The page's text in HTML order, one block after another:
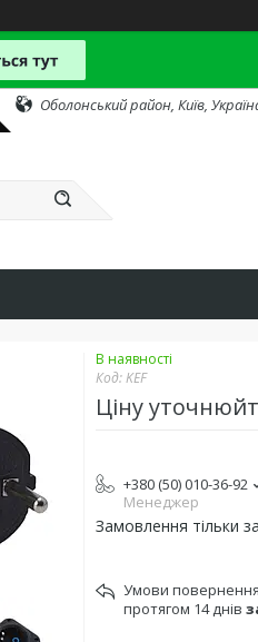
Оболонський район, Київ,
В наявності
Код:KEF
Ціну
+380 (50) 010-36-92
Менеджер
Замовлення тільки
протягом 14 днів